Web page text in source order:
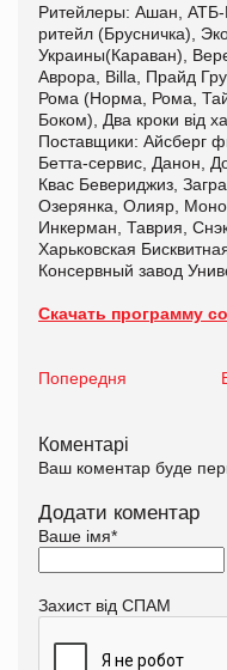
Ритейлеры: Ашан, АТБ-
ритейл (Брусничка),
Украины(Караван),
Аврора, Billa, Прайд
Рома (Норма, Рома,
Боком), Два кроки від
Поставщики: Айсберг
Бетта-сервис, Данон,
Квас Бевериджиз,
Озерянка, Олияр,
Инкерман, Таврия,
Харьковская
Консервный завод
Скачать программу
Попередня
Коментарі
Ваш коментар буде
Додати коментар
Ваше імя*
Захист від СПАМ